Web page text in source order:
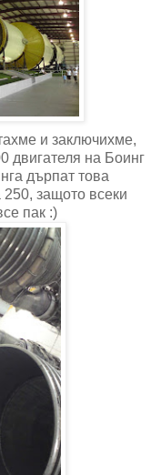
и заключихме,
двигателя на Боинг
дърпат това
защото всеки
пак :)